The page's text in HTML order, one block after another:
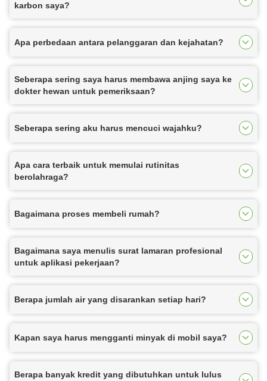
karbon saya?
Apa perbedaan antara pelanggaran dan kejahatan?
Seberapa sering saya harus membawa anjing saya ke
dokter hewan untuk pemeriksaan?
Seberapa sering aku harus mencuci wajahku?
Apa cara terbaik untuk memulai rutinitas
berolahraga?
Bagaimana proses membeli rumah?
Bagaimana saya menulis surat lamaran profesional
untuk aplikasi pekerjaan?
Berapa jumlah air yang disarankan setiap hari?
Kapan saya harus mengganti minyak di mobil saya?
Berapa banyak kredit yang dibutuhkan untuk lulus